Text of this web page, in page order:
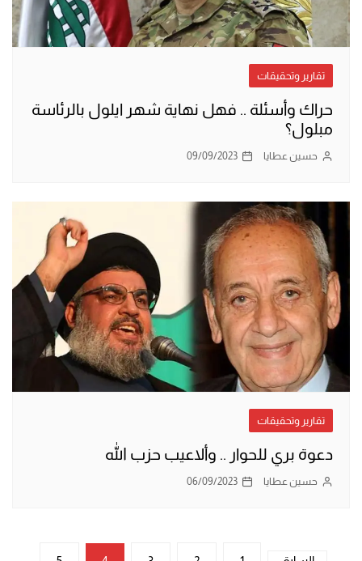
تقارير وتحقيقات
حراك وأسئلة .. فهل نهاية شهر ايلول بالرئاسة
مبلول؟
حسين عطايا 09/09/2023
تقارير وتحقيقات
دعوة بري للحوار .. وألاعيب حزب الله
حسين عطايا 06/09/2023